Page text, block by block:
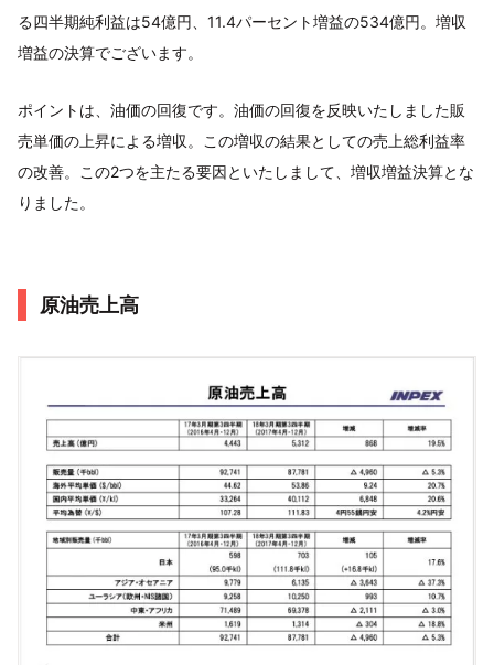
る四半期純利益は54億円、11.4パーセント増益の534億円。増収
増益の決算でございます。
ポイントは、油価の回復です。油価の回復を反映いたしました販
売単価の上昇による増収。この増収の結果としての売上総利益率
の改善。この2つを主たる要因といたしまして、増収増益決算とな
りました。
原油売上高